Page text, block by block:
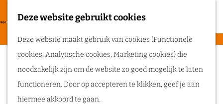
Deze website gebruikt cookies
Deze website maakt gebruik van cookies (Functionele
cookies, Analytische cookies, Marketing cookies) die
noodzakelijk zijn om de website zo goed mogelijk te laten
functioneren. Door op accepteren te klikken, geef je aan
hiermee akkoord te gaan.
a
F
a
v
o
r
i
M
e
n
u
Routes
Wandelen
Sportcentrum
Valkenhuizen